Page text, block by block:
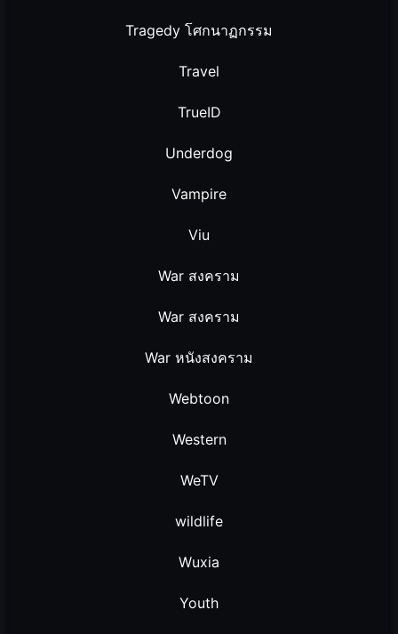
Tragedy โศกนาฏกรรม
Travel
TrueID
Underdog
Vampire
Viu
War สงคราม
War สงคราม
War หนังสงคราม
Webtoon
Western
WeTV
wildlife
Wuxia
Youth